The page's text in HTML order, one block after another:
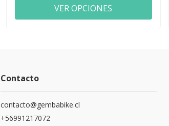
VER OPCIONES
Contacto
contacto@gembabike.cl
+56991217072